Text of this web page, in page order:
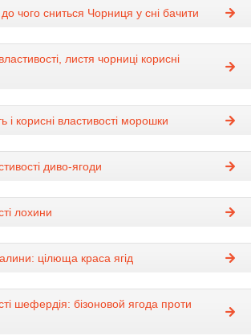
чого сниться Чорниця у сні бачити
листя чорниці корисні
і корисні властивості морошки
диво-ягоди
лохини
цілюща краса ягід
шефердія: бізоновой ягода проти